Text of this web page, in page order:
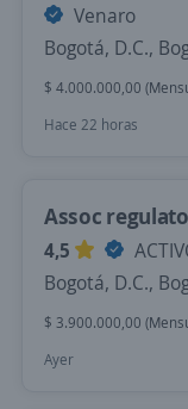
Venaro
Bogotá, D.C.,
$ 4.000.000,00
Hace 22 horas
Assoc
4,5
Bogotá, D.C.,
$ 3.900.000,00
Ayer